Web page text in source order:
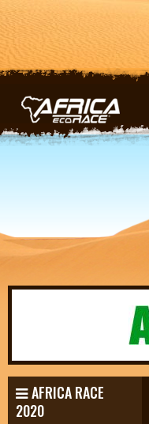
AFRICA RACE
2020